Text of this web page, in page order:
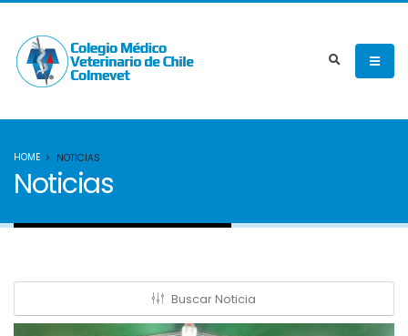
HOME NOTICIAS
Noticias
Buscar Noticia